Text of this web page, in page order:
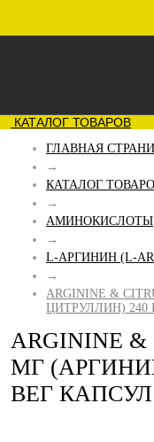
КАТАЛОГ ТОВАРОВ
ГЛАВНАЯ
→
КАТАЛОГ
→
АМИНОКИСЛОТЫ
→
L-АРГИНИН (L-
→
ARGININE &
ЦИТРУЛЛИН) 240
ARGININE &
МГ
ВЕГ КАПСУЛ